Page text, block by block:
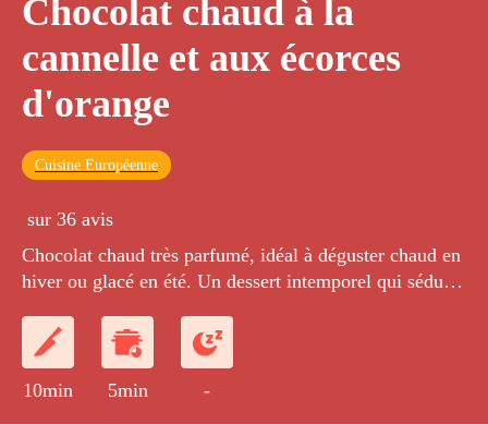
Chocolat chaud à la
cannelle et aux écorces
d'orange
Cuisine Européenne
sur 36 avis
Chocolat chaud très parfumé, idéal à déguster chaud en
hiver ou glacé en été. Un dessert intemporel qui séduira
10min 5min -